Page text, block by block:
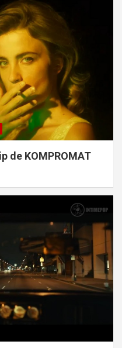
de KOMPROMAT